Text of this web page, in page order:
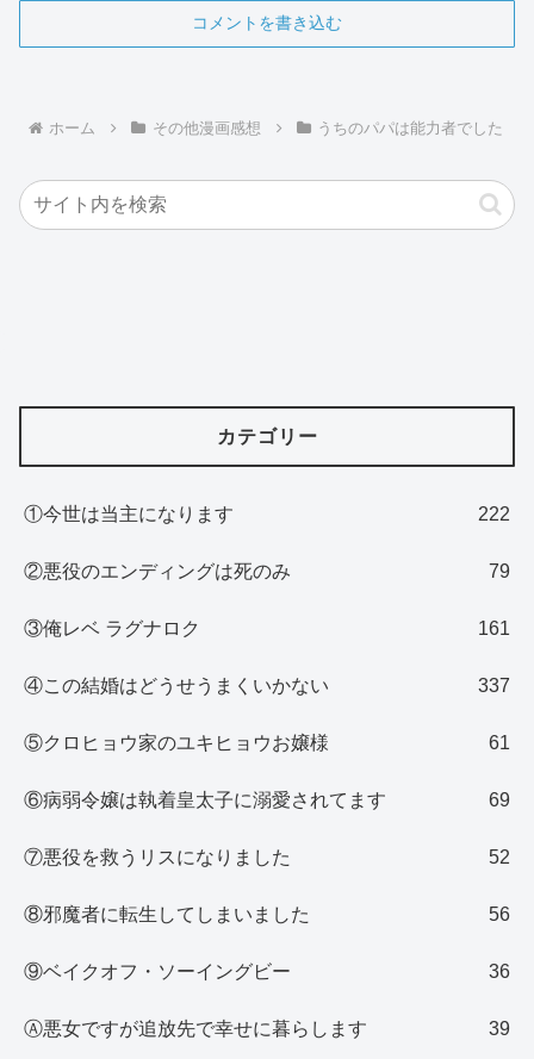
コメントを書き込む
ホーム その他漫画感想 うちのパパは能力者でした
カテゴリー
①今世は当主になります 222
②悪役のエンディングは死のみ 79
③俺レベ ラグナロク 161
④この結婚はどうせうまくいかない 337
⑤クロヒョウ家のユキヒョウお嬢様 61
⑥病弱令嬢は執着皇太子に溺愛されてます 69
⑦悪役を救うリスになりました 52
⑧邪魔者に転生してしまいました 56
⑨ベイクオフ・ソーイングビー 36
Ⓐ悪女ですが追放先で幸せに暮らします 39